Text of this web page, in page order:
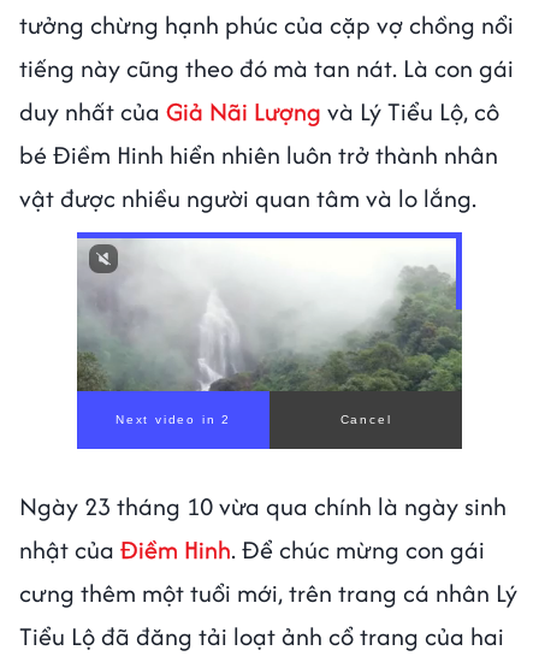
tưởng chừng hạnh phúc của cặp vợ chồng nổi
tiếng này cũng theo đó mà tan nát. Là con gái
duy nhất của Giả Nãi Lượng và Lý Tiểu Lộ, cô
bé Điềm Hinh hiển nhiên luôn trở thành nhân
vật được nhiều người quan tâm và lo lắng.
00:00/ 01:05
Ngày 23 tháng 10 vừa qua chính là ngày sinh
nhật của Điềm Hinh. Để chúc mừng con gái
cưng thêm một tuổi mới, trên trang cá nhân Lý
Tiểu Lộ đã đăng tải loạt ảnh cổ trang của hai